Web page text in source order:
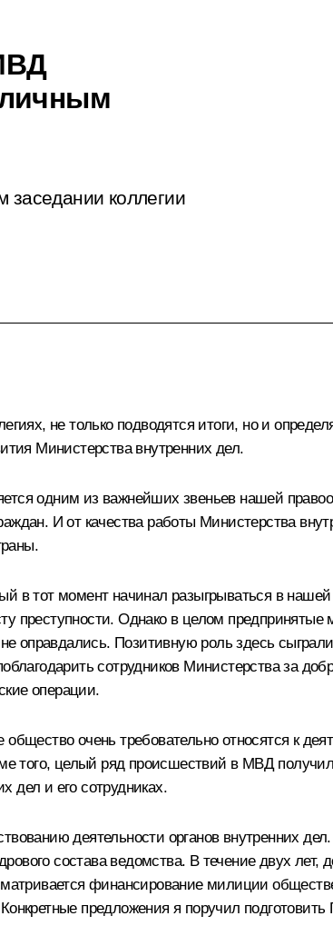
личным
коллегии
не только подводятся итоги, но и
Министерства внутренних дел.
одним из важнейших звеньев нашей
И от качества работы Министерства
в тот момент начинал разыгрываться в
преступности. Однако в целом
оправдались. Позитивную роль здесь
сотрудников Министерства за
операции.
очень требовательно относятся к
того, целый ряд происшествий в МВД
дел и его сотрудниках.
деятельности органов внутренних
состава ведомства. В течение двух
финансирование милиции
предложения я поручил подготовить